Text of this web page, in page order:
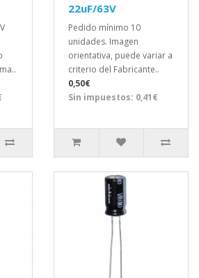
22uF/63V
Pedido mínimo 10
unidades. Imagen
orientativa, puede variar a
criterio del Fabricante..
0,50€
Sin impuestos: 0,41€